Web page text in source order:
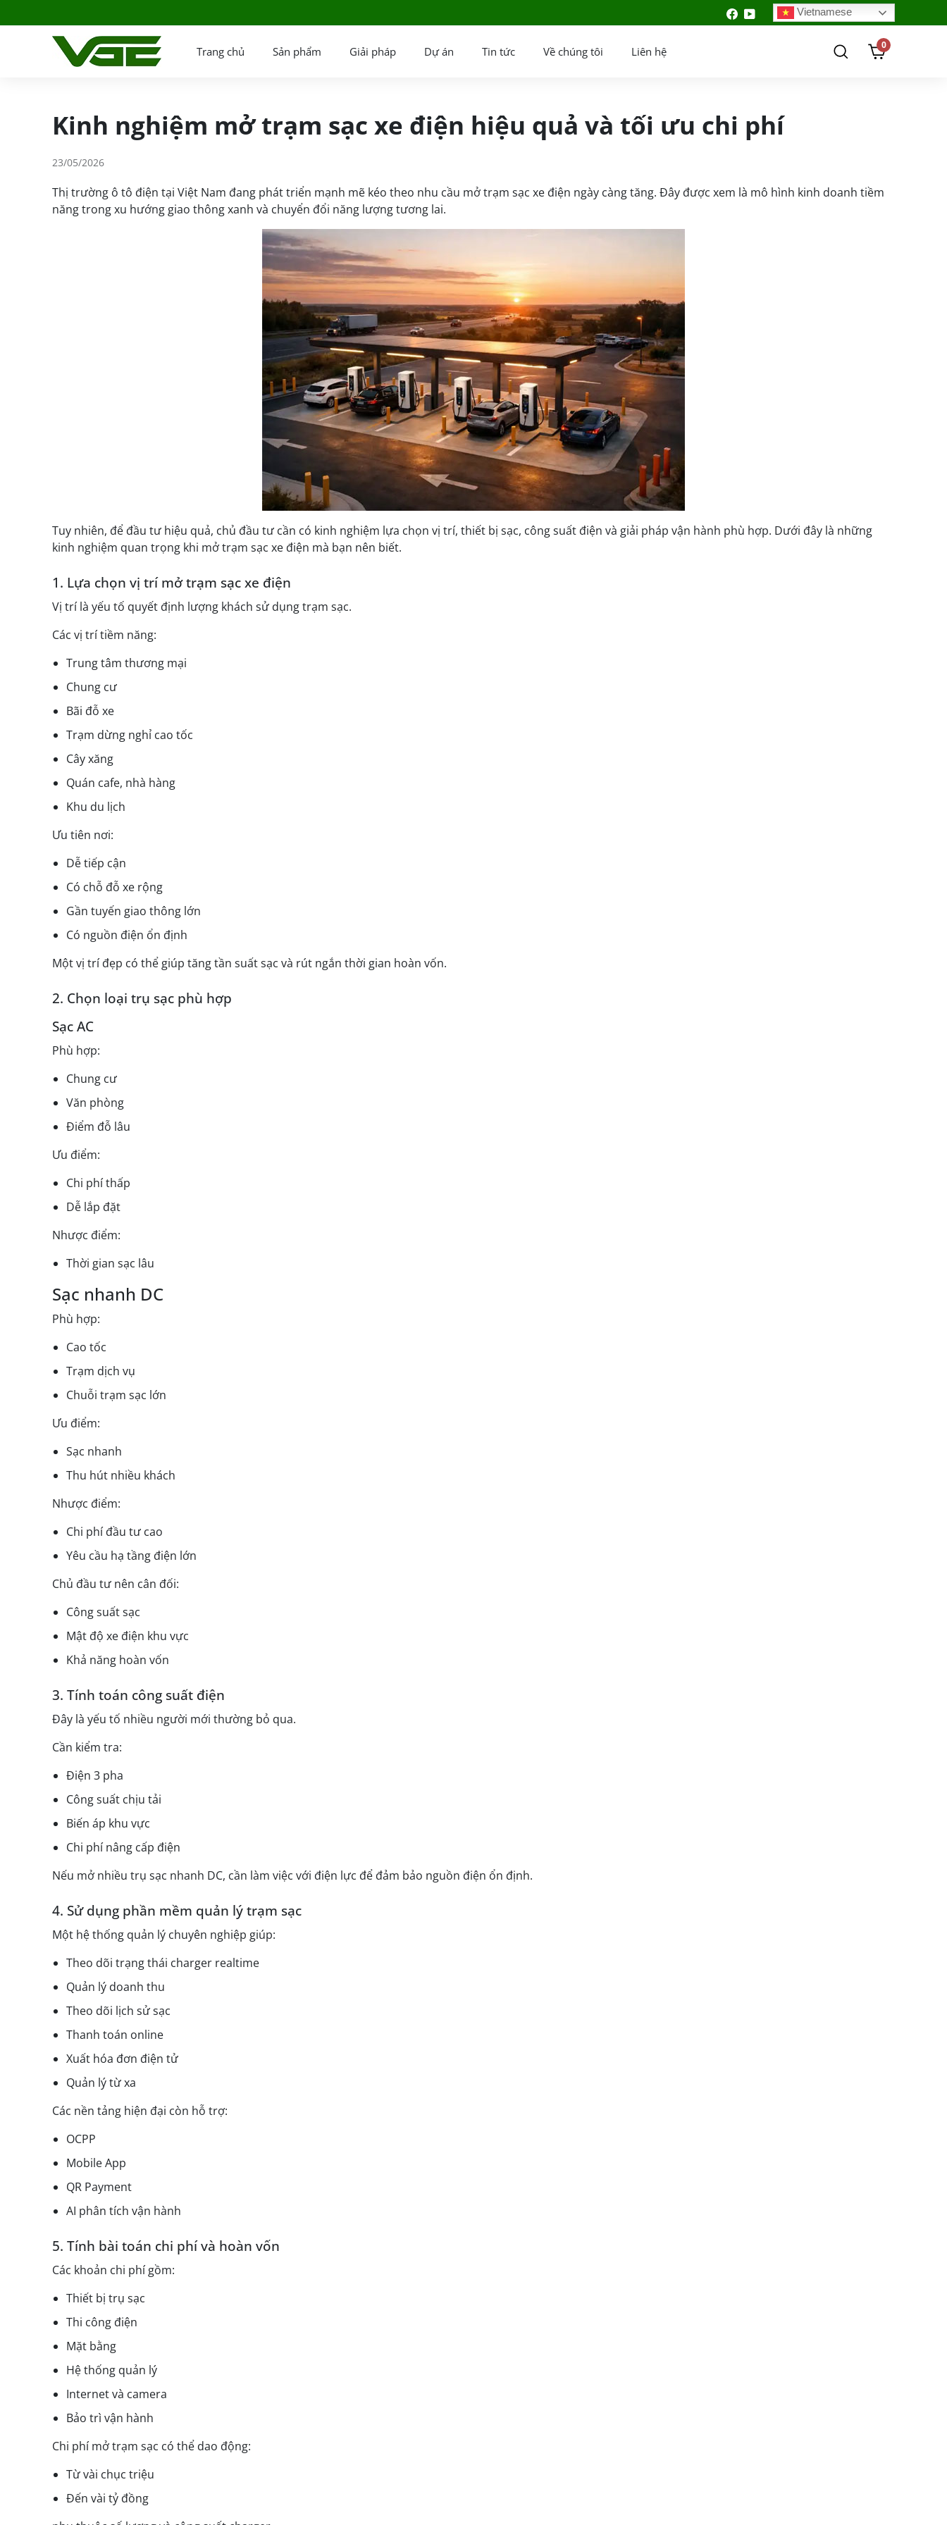
Vietnamese
Trang chủ Sản phẩm Giải pháp Dự án Tin tức Về chúng tôi Liên hệ
0
Kinh nghiệm mở trạm sạc xe điện hiệu quả và tối ưu chi phí
23/05/2026
Thị trường ô tô điện tại Việt Nam đang phát triển mạnh mẽ kéo theo nhu cầu mở trạm sạc xe điện ngày càng tăng. Đây được xem là mô hình kinh doanh tiềm
năng trong xu hướng giao thông xanh và chuyển đổi năng lượng tương lai.
Tuy nhiên, để đầu tư hiệu quả, chủ đầu tư cần có kinh nghiệm lựa chọn vị trí, thiết bị sạc, công suất điện và giải pháp vận hành phù hợp. Dưới đây là những
kinh nghiệm quan trọng khi mở trạm sạc xe điện mà bạn nên biết.
1. Lựa chọn vị trí mở trạm sạc xe điện
Vị trí là yếu tố quyết định lượng khách sử dụng trạm sạc.
Các vị trí tiềm năng:
Trung tâm thương mại
Chung cư
Bãi đỗ xe
Trạm dừng nghỉ cao tốc
Cây xăng
Quán cafe, nhà hàng
Khu du lịch
Ưu tiên nơi:
Dễ tiếp cận
Có chỗ đỗ xe rộng
Gần tuyến giao thông lớn
Có nguồn điện ổn định
Một vị trí đẹp có thể giúp tăng tần suất sạc và rút ngắn thời gian hoàn vốn.
2. Chọn loại trụ sạc phù hợp
Sạc AC
Phù hợp:
Chung cư
Văn phòng
Điểm đỗ lâu
Ưu điểm:
Chi phí thấp
Dễ lắp đặt
Nhược điểm:
Thời gian sạc lâu
Sạc nhanh DC
Phù hợp:
Cao tốc
Trạm dịch vụ
Chuỗi trạm sạc lớn
Ưu điểm:
Sạc nhanh
Thu hút nhiều khách
Nhược điểm:
Chi phí đầu tư cao
Yêu cầu hạ tầng điện lớn
Chủ đầu tư nên cân đối:
Công suất sạc
Mật độ xe điện khu vực
Khả năng hoàn vốn
3. Tính toán công suất điện
Đây là yếu tố nhiều người mới thường bỏ qua.
Cần kiểm tra:
Điện 3 pha
Công suất chịu tải
Biến áp khu vực
Chi phí nâng cấp điện
Nếu mở nhiều trụ sạc nhanh DC, cần làm việc với điện lực để đảm bảo nguồn điện ổn định.
4. Sử dụng phần mềm quản lý trạm sạc
Một hệ thống quản lý chuyên nghiệp giúp:
Theo dõi trạng thái charger realtime
Quản lý doanh thu
Theo dõi lịch sử sạc
Thanh toán online
Xuất hóa đơn điện tử
Quản lý từ xa
Các nền tảng hiện đại còn hỗ trợ:
OCPP
Mobile App
QR Payment
AI phân tích vận hành
5. Tính bài toán chi phí và hoàn vốn
Các khoản chi phí gồm:
Thiết bị trụ sạc
Thi công điện
Mặt bằng
Hệ thống quản lý
Internet và camera
Bảo trì vận hành
Chi phí mở trạm sạc có thể dao động:
Từ vài chục triệu
Đến vài tỷ đồng